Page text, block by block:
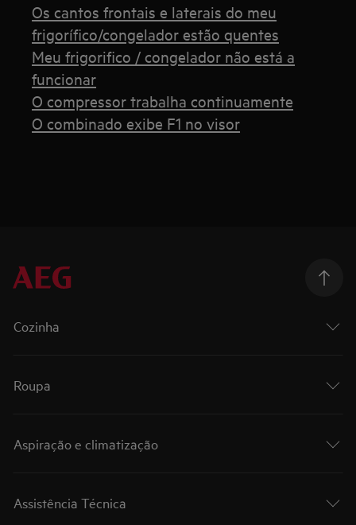
Os cantos frontais e laterais do meu
frigorífico/congelador estão quentes
Meu frigorifico / congelador não está a
funcionar
O compressor trabalha continuamente
O combinado exibe F1 no visor
Cozinha
Roupa
Aspiração e climatização
Assistência Técnica